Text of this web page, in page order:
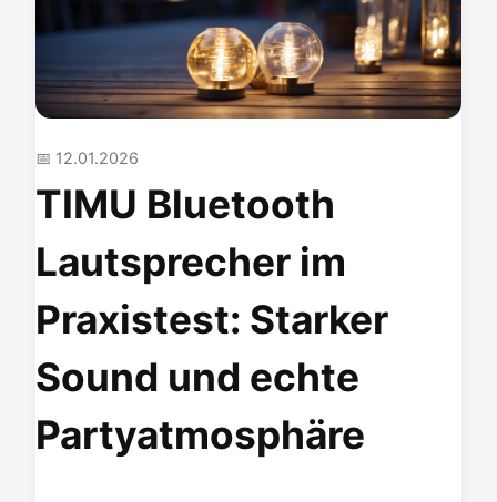
📅 12.01.2026
TIMU Bluetooth
Lautsprecher im
Praxistest: Starker
Sound und echte
Partyatmosphäre